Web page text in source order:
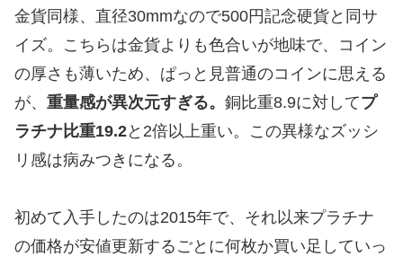
金貨同様、直径30mmなので500円記念硬貨と同サ
イズ。こちらは金貨よりも色合いが地味で、コイン
の厚さも薄いため、ぱっと見普通のコインに思える
が、 重量感が異次元すぎる。 銅比重8.9に対してプ
ラチナ比重19.2と2倍以上重い。この異様なズッシ
リ感は病みつきになる。
初めて入手したのは2015年で、それ以来プラチナ
の価格が安値更新するごとに何枚か買い足していっ